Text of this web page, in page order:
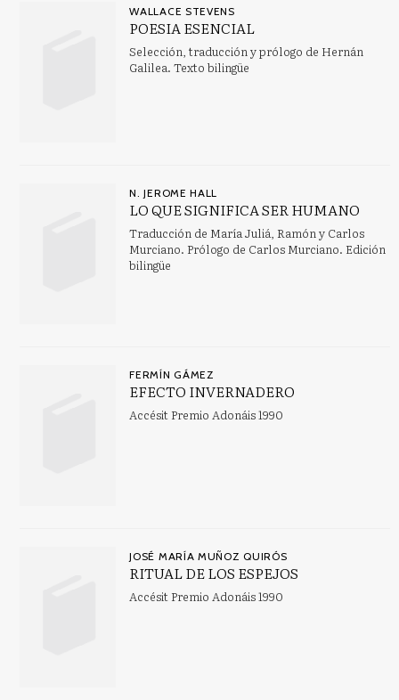
WALLACE STEVENS
POESIA ESENCIAL
Selección, traducción y prólogo de Hernán
Galilea. Texto bilingüe
N. JEROME HALL
LO QUE SIGNIFICA SER HUMANO
Traducción de María Juliá, Ramón y Carlos
Murciano. Prólogo de Carlos Murciano. Edición
bilingüe
FERMÍN GÁMEZ
EFECTO INVERNADERO
Accésit Premio Adonáis 1990
JOSÉ MARÍA MUÑOZ QUIRÓS
RITUAL DE LOS ESPEJOS
Accésit Premio Adonáis 1990